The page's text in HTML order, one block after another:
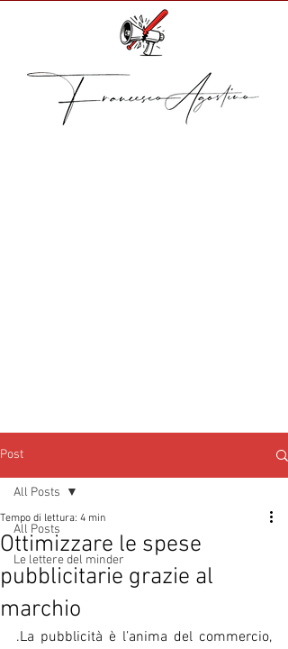
Post
All Posts
Le lettere del minder
All Posts
Ottimizzare le spese
pubblicitarie grazie al
marchio
Tempo di lettura: 4 min
.La pubblicità è l’anima del commercio,